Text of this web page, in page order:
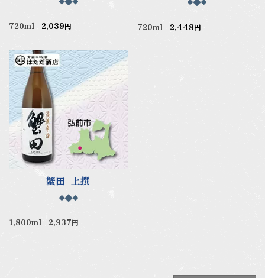
720ml 2,039円 720ml 2,448円
蟹田 上撰
1,800ml 2,937円